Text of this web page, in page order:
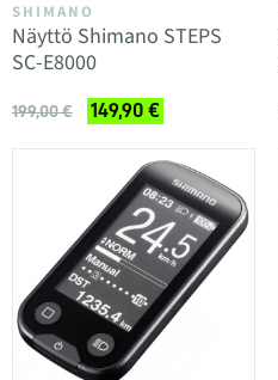
SHIMANO
Näyttö Shimano STEPS
SC-E8000
199,00 € 149,90 €